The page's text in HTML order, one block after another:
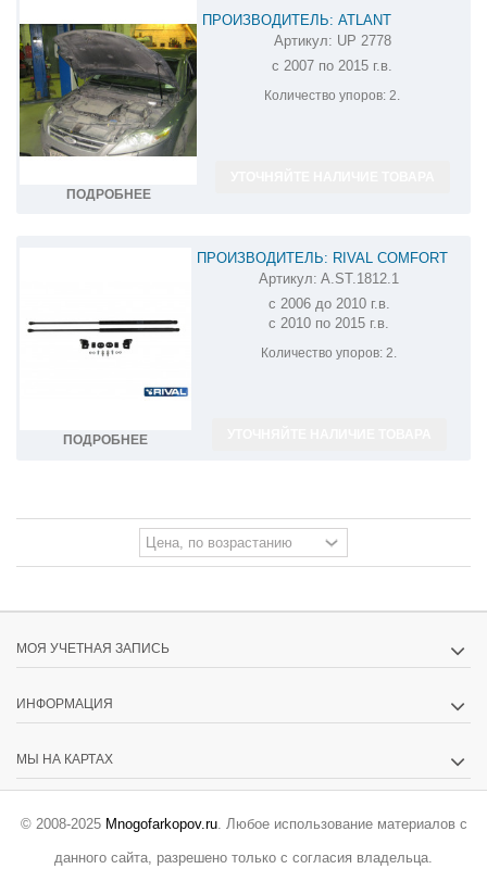
ПОДРОБНЕЕ
ПРОИЗВОДИТЕЛЬ: ATLANT
АМОРТИЗАТОР (УПОР) КАПОТА НА FORD
MONDEO UP 2778
Артикул: UP 2778
с 2007 по 2015 г.в.
Количество упоров: 2.
ПОДРОБНЕЕ
ПРОИЗВОДИТЕЛЬ: RIVAL COMFORT
АМОРТИЗАТОР (УПОР) КАПОТА НА FORD
MONDEO A.ST.1812.1
Артикул: A.ST.1812.1
с 2006 до 2010 г.в.
с 2010 по 2015 г.в.
Количество упоров: 2.
МОЯ УЧЕТНАЯ ЗАПИСЬ
ИНФОРМАЦИЯ
МЫ НА КАРТАХ
© 2008-2025 Mnogofarkopov.ru. Любое использование материалов с
данного сайта, разрешено только с согласия владельца.